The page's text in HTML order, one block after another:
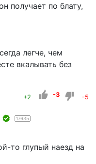
получает по блату,
легче, чем
вкалывать без
+2 -3 -5
17635
то глупый наезд на